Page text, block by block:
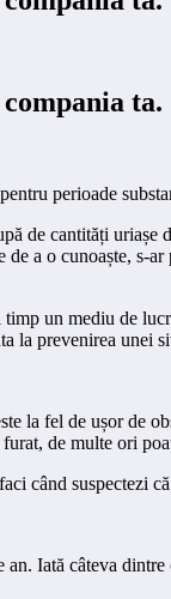
ta.
perioade
de cantități
a o cunoaște, s-
un mediu de
la prevenirea unei
la fel de ușor de
de multe ori
când suspectezi
Iată câteva